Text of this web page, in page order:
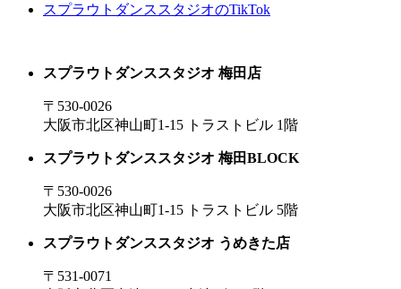
スプラウトダンススタジオのTikTok
スプラウトダンススタジオ 梅田店
〒530-0026
大阪市北区神山町1-15 トラストビル 1階
スプラウトダンススタジオ 梅田BLOCK
〒530-0026
大阪市北区神山町1-15 トラストビル 5階
スプラウトダンススタジオ うめきた店
〒531-0071